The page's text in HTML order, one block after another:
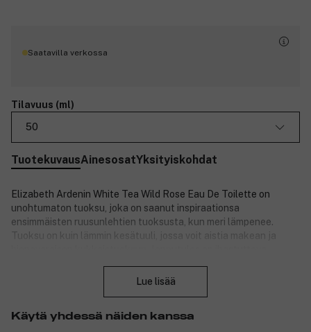
Saatavilla verkossa
Tilavuus (ml)
50
TuotekuvausAinesosatYksityiskohdat
Elizabeth Ardenin White Tea Wild Rose Eau De Toilette on
unohtumaton tuoksu, joka on saanut inspiraationsa
ensimmäisten ruusunlehtien tuoksusta, kun meri lämpenee.
Tuoksu on kuin lämmin kesätuuli, jossa voit aistia makean ja
kevyeen pionien ja lämpimän ruusukimpun tuoksuun. Pehmeän ja
White Tea Collection -sarjan tuoksuihin.
Lue lisää
Käytä yhdessä näiden kanssa